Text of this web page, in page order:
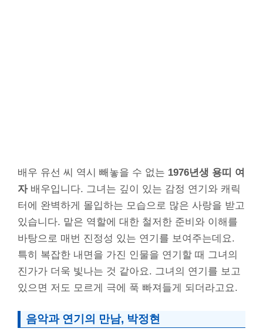
배우 유선 씨 역시 빼놓을 수 없는 1976년생 용띠 여
자배우입니다. 그녀는 깊이 있는 감정 연기와 캐릭
터에 완벽하게 몰입하는 모습으로 많은 사랑을 받고
있습니다. 맡은 역할에 대한 철저한 준비와 이해를
바탕으로 매번 진정성 있는 연기를 보여주는데요.
특히 복잡한 내면을 가진 인물을 연기할 때 그녀의
진가가 더욱 빛나는 것 같아요. 그녀의 연기를 보고
있으면 저도 모르게 극에 푹 빠져들게 되더라고요.
음악과 연기의 만남, 박정현